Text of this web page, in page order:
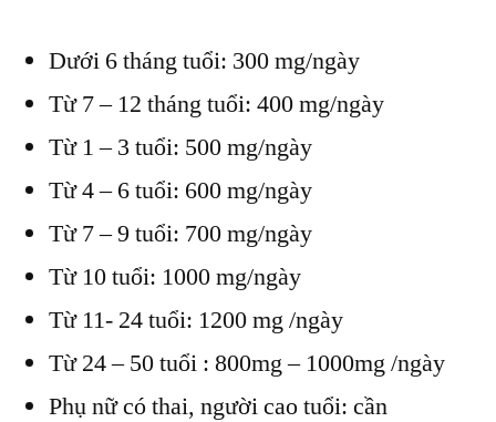
Dưới 6 tháng tuổi: 300 mg/ngày
Từ 7 – 12 tháng tuổi: 400 mg/ngày
Từ 1 – 3 tuổi: 500 mg/ngày
Từ 4 – 6 tuổi: 600 mg/ngày
Từ 7 – 9 tuổi: 700 mg/ngày
Từ 10 tuổi: 1000 mg/ngày
Từ 11- 24 tuổi: 1200 mg /ngày
Từ 24 – 50 tuổi : 800mg – 1000mg /ngày
Phụ nữ có thai, người cao tuổi: cần